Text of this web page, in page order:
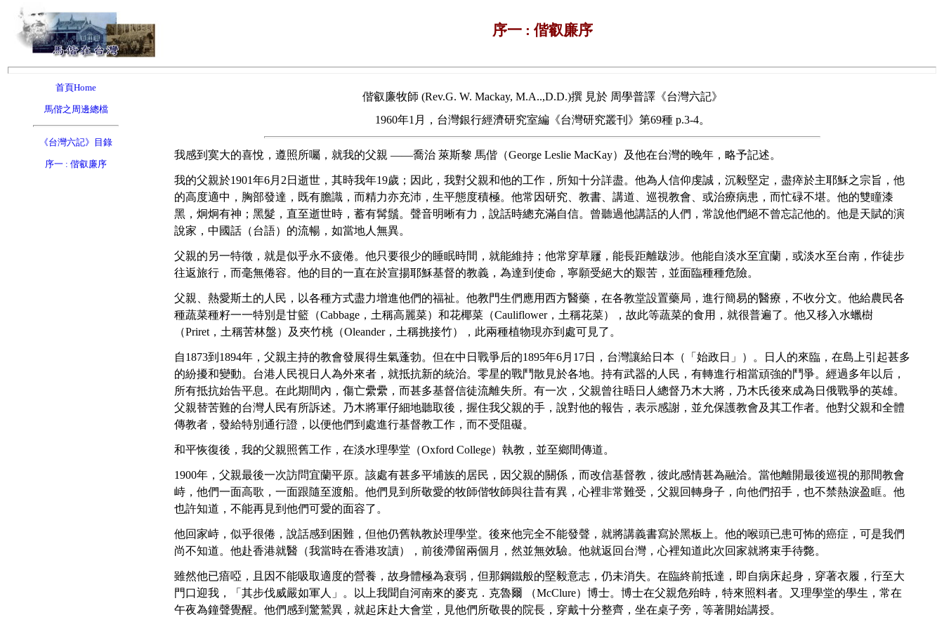
序一 : 偕叡廉序
首頁Home
馬偕之周邊總檔
《台灣六記》目錄
序一 : 偕叡廉序
偕叡廉牧師 (Rev.G. W. Mackay, M.A..,D.D.)撰 見於 周學普譯《台灣六記》
1960年1月，台灣銀行經濟研究室編《台灣研究叢刊》第69種 p.3-4。
我感到寞大的喜悅，遵照所囑，就我的父親 ——喬治 萊斯黎 馬偕（George Leslie MacKay）及他在台灣的晚年，略予記述。
我的父親於1901年6月2日逝世，其時我年19歲；因此，我對父親和他的工作，所知十分詳盡。他為人信仰虔誠，沉毅堅定，盡瘁於主耶穌之宗旨，他
的高度適中，胸部發達，既有膽識，而精力亦充沛，生平態度積極。他常因研究、教書、講道、巡視教會、或治療病患，而忙碌不堪。他的雙瞳漆
黑，炯炯有神；黑髮，直至逝世時，蓄有髯鬚。聲音明晰有力，說話時總充滿自信。曾聽過他講話的人們，常說他們絕不曾忘記他的。他是天賦的演
說家，中國話（台語）的流暢，如當地人無異。
父親的另一特徵，就是似乎永不疲倦。他只要很少的睡眠時間，就能維持；他常穿草屨，能長距離跋涉。他能自淡水至宜蘭，或淡水至台南，作徒步
往返旅行，而毫無倦容。他的目的一直在於宣揚耶穌基督的教義，為達到使命，寧願受絕大的艱苦，並面臨種種危險。
父親、熱愛斯土的人民，以各種方式盡力增進他們的福祉。他教門生們應用西方醫藥，在各教堂設置藥局，進行簡易的醫療，不收分文。他給農民各
種蔬菜種籽一一特別是甘籃（Cabbage，土稱高麗菜）和花椰菜（Cauliflower，土稱花菜），故此等蔬菜的食用，就很普遍了。他又移入水蠟樹
（Priret，土稱苦林盤）及夾竹桃（Oleander，土稱挑接竹），此兩種植物現亦到處可見了。
自1873到1894年，父親主持的教會發展得生氣蓬勃。但在中日戰爭后的1895年6月17日，台灣讓給日本（「始政日」）。日人的來臨，在島上引起甚多
的紛擾和變動。台港人民視日人為外來者，就抵抗新的統治。零星的戰鬥散見於各地。持有武器的人民，有轉進行相當頑強的鬥爭。經過多年以后，
所有抵抗始告平息。在此期間內，傷亡纍纍，而甚多基督信徒流離失所。有一次，父親曾往晤日人總督乃木大將，乃木氏後來成為日俄戰爭的英雄。
父親替苦難的台灣人民有所訴述。乃木將軍仔細地聽取後，握住我父親的手，說對他的報告，表示感謝，並允保護教會及其工作者。他對父親和全體
傳教者，發給特別通行證，以便他們到處進行基督教工作，而不受阻礙。
和平恢復後，我的父親照舊工作，在淡水理學堂（Oxford College）執教，並至鄉間傳道。
1900年，父親最後一次訪問宜蘭平原。該處有甚多平埔族的居民，因父親的關係，而改信基督教，彼此感情甚為融洽。當他離開最後巡視的那間教會
峙，他們一面高歌，一面跟隨至渡船。他們見到所敬愛的牧師偕牧師與往昔有異，心裡非常難受，父親回轉身子，向他們招手，也不禁熱淚盈眶。他
也許知道，不能再見到他們可愛的面容了。
他回家峙，似乎很倦，說話感到困難，但他仍舊執教於理學堂。後來他完全不能發聲，就將講義書寫於黑板上。他的喉頭已患可怖的癌症，可是我們
尚不知道。他赴香港就醫（我當時在香港攻讀），前後滯留兩個月，然並無效驗。他就返回台灣，心裡知道此次回家就將束手待斃。
雖然他已瘖啞，且因不能吸取適度的營養，故身體極為衰弱，但那鋼鐵般的堅毅意志，仍未消失。在臨終前抵達，即自病床起身，穿著衣履，行至大
門口迎我，「其步伐威嚴如軍人」。以上我聞自河南來的麥克．克魯爾 （McClure）博士。博士在父親危殆時，特來照料者。又理學堂的學生，常在
午夜為鐘聲覺醒。他們感到驚鷲異，就起床赴大會堂，見他們所敬畏的院長，穿戴十分整齊，坐在桌子旁，等著開始講授。